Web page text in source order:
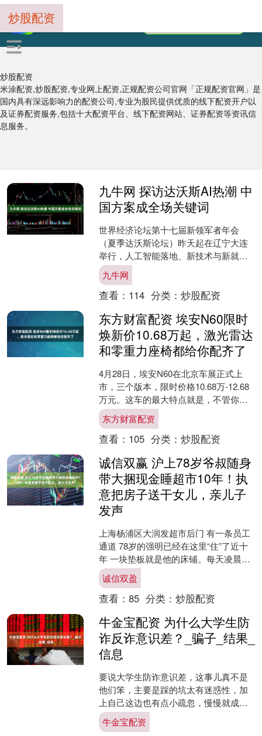
炒股配资
米涂配资,炒股配资,专业网上配资,正规配资公司官网「正规配资官网」是
国内具有深远影响力的配资公司,专业为股民提供优质的线下配资开户以
及证券配资服务,包括十大配资平台、线下配资网站、证券配资等资讯信
息服务。
炒股配资
九牛网 探访达沃斯AI热潮 中
国方案成全场关键词
世界经济论坛第十七届新领军者年会
（夏季达沃斯论坛）昨天起在辽宁大连
举行，人工智能落地、新技术与新就业
协同发展等都是现场嘉宾热议的话题。
今年，总台前方报道团队专....
九牛网
查看： 114 分类： 炒股配资
东方财富配资 埃安N60限时
焕新价10.68万起，激光雷达
和零重力座椅都给你配齐了
4月28日，埃安N60在北京车展正式上
市，三个版本，限时价格10.68万-12.68
万元。这车的最大特点就是，不管你买
哪个配置，除了续航不一样，其他所有
东西。包....
东方财富配资
查看： 105 分类： 炒股配资
诚信双赢 沪上78岁爷叔随身
带大捆现金睡超市10年！执
意把房子送干女儿，亲儿子
发声
上海杨浦区大润发超市后门 有一条员工
通道 78岁的强明已经在这里“住”了近十
年 一块垫板就是他的床铺。每天凌晨四
点半起身收拾，不影响超市营业；夜晚
商场关门后，他....
诚信双盈
查看： 85 分类： 炒股配资
牛金宝配资 为什么大学生防
诈反诈意识差？_骗子_结果_
信息
要说大学生防诈意识差，这事儿真不是
他们笨，主要是踩的坑太有迷惑性，加
上自己这边也有点小疏忽，慢慢就成了
骗子眼里的“香饽饽”。 首先得说，现在
的骗子太懂大学生心思....
牛金宝配资